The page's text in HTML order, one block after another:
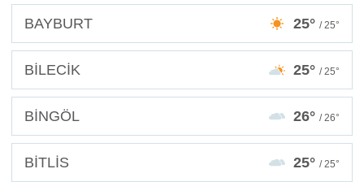
BAYBURT 25° / 25°
BİLECİK 25° / 25°
BİNGÖL 26° / 26°
BİTLİS 25° / 25°